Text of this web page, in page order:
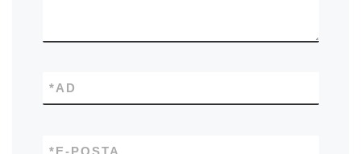
AD
*
E-POSTA
*